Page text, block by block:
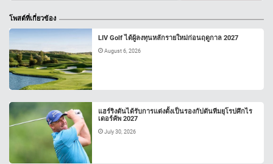
โพสต์ที่เกี่ยวข้อง
LIV Golf ได้ผู้ลงทุนหลักรายใหม่ก่อนฤดูกาล 2027
August 6, 2026
แฮร์ริงตันได้รับการแต่งตั้งเป็นรองกัปตันทีมยุโรปศึกไร
เดอร์คัพ 2027
July 30, 2026